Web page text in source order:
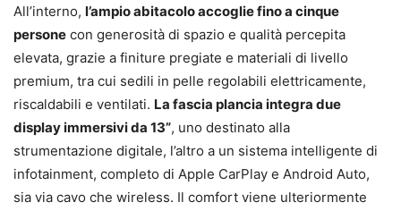
All’interno, l’ampio abitacolo accoglie fino a cinque
persone con generosità di spazio e qualità percepita
elevata, grazie a finiture pregiate e materiali di livello
premium, tra cui sedili in pelle regolabili elettricamente,
riscaldabili e ventilati. La fascia plancia integra due
display immersivi da 13”, uno destinato alla
strumentazione digitale, l’altro a un sistema intelligente di
infotainment, completo di Apple CarPlay e Android Auto,
sia via cavo che wireless. Il comfort viene ulteriormente